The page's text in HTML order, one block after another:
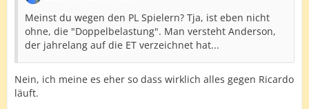
Meinst du wegen den PL Spielern? Tja, ist eben nicht
ohne, die "Doppelbelastung". Man versteht Anderson,
der jahrelang auf die ET verzeichnet hat...
Nein, ich meine es eher so dass wirklich alles gegen Ricardo
läuft.